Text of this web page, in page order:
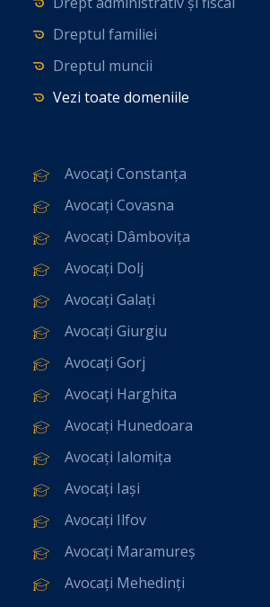
Dreptul familiei
Dreptul muncii
Vezi toate domeniile
Avocați Constanța
Avocați Covasna
Avocați Dâmbovița
Avocați Dolj
Avocați Galați
Avocați Giurgiu
Avocați Gorj
Avocați Harghita
Avocați Hunedoara
Avocați Ialomița
Avocați Iași
Avocați Ilfov
Avocați Maramureș
Avocați Mehedinți